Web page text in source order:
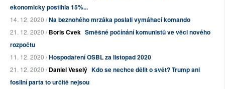
ekonomicky postihla 15%...
14. 12. 2020 /Na beznohého mrzáka poslali vymáhací komando
21. 12. 2020 /Boris Cvek Směšné počínání komunistů ve věci nového
rozpočtu
11. 12. 2020 /Hospodaření OSBL za listopad 2020
21. 12. 2020 /Daniel Veselý Kdo se nechce dělit o svět? Trump ani
fosilní parta to určitě nejsou